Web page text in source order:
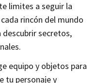
limites a seguir la
rincón del mundo
secretos,
equipo y objetos para
tu personaje y